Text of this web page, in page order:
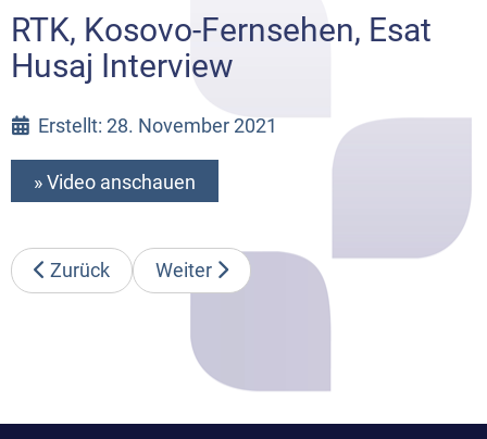
RTK, Kosovo-Fernsehen, Esat
Husaj Interview
Erstellt: 28. November 2021
» Video anschauen
Zurück Weiter